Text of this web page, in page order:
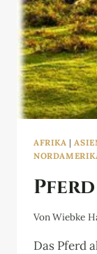
AFRIKA |
Pferd
VonWiebke
Das Pferd